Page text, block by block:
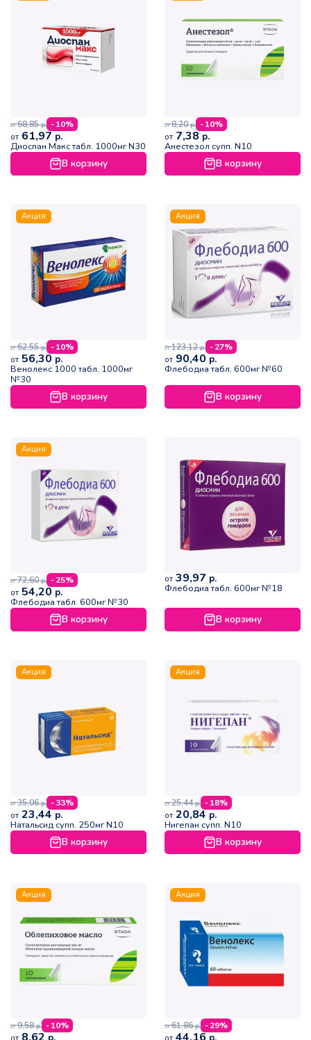
от 68,85р. - 10%
от 61,97 р.
Диоспан Макс табл. 1000мг N30
В корзину
от 8,20р. - 10%
от 7,38 р.
Анестезол супп. N10
В корзину
Акция
от 62,55р. - 10%
от 56,30 р.
Венолекс 1000 табл. 1000мг
№30
В корзину
Акция
от 123,12р. - 27%
от 90,40 р.
Флебодиа табл. 600мг №60
В корзину
Акция
от 72,60р. - 25%
от 54,20 р.
Флебодиа табл. 600мг №30
В корзину
от 39,97 р.
Флебодиа табл. 600мг №18
В корзину
Акция
от 35,06р. - 33%
от 23,44 р.
Натальсид супп. 250мг N10
В корзину
Акция
от 25,44р. - 18%
от 20,84 р.
Нигепан супп. N10
В корзину
Акция
от 9,58р. - 10%
Акция
от 61,86р. - 29%